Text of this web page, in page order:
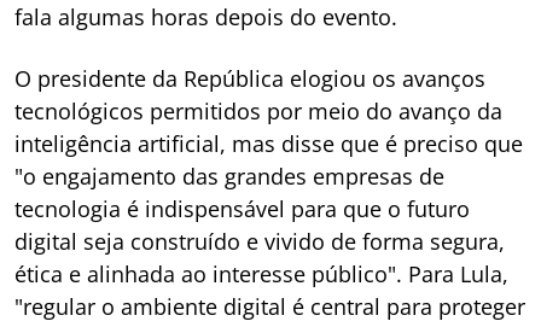
fala algumas horas depois do evento.
O presidente da República elogiou os avanços
tecnológicos permitidos por meio do avanço da
inteligência artificial, mas disse que é preciso que
"o engajamento das grandes empresas de
tecnologia é indispensável para que o futuro
digital seja construído e vivido de forma segura,
ética e alinhada ao interesse público". Para Lula,
"regular o ambiente digital é central para proteger